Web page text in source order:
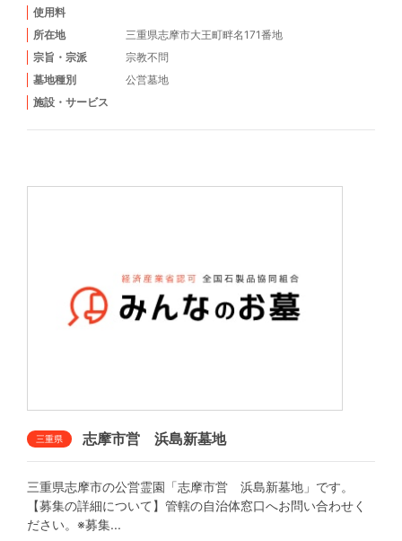
使用料
所在地
三重県志摩市大王町畔名171番地
宗旨・宗派
宗教不問
墓地種別
公営墓地
施設・サービス
三重県 志摩市営 浜島新墓地
三重県志摩市の公営霊園「志摩市営 浜島新墓地」です。
【募集の詳細について】管轄の自治体窓口へお問い合わせく
ださい。※募集...